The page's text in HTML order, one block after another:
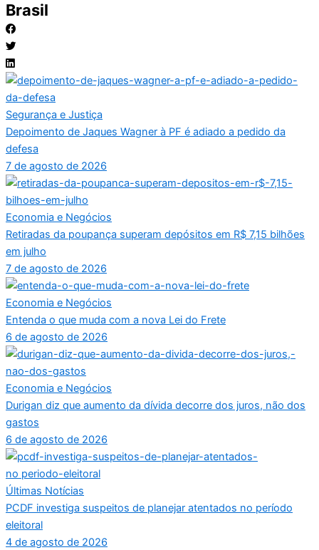
Brasil
Segurança e Justiça
Depoimento de Jaques Wagner à PF é adiado a pedido da
defesa
7 de agosto de 2026
Economia e Negócios
Retiradas da poupança superam depósitos em R$ 7,15 bilhões
em julho
7 de agosto de 2026
Economia e Negócios
Entenda o que muda com a nova Lei do Frete
6 de agosto de 2026
Economia e Negócios
Durigan diz que aumento da dívida decorre dos juros, não dos
gastos
6 de agosto de 2026
Últimas Notícias
PCDF investiga suspeitos de planejar atentados no período
eleitoral
4 de agosto de 2026